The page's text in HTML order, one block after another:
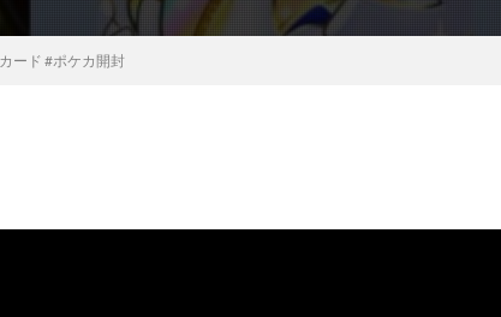
ード #ポケカ開封